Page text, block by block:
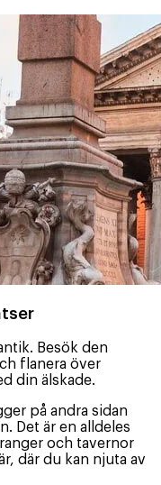
Besök den
flanera över
din älskade.
på andra sidan
Det är en alldeles
och tavernor
där du kan njuta av